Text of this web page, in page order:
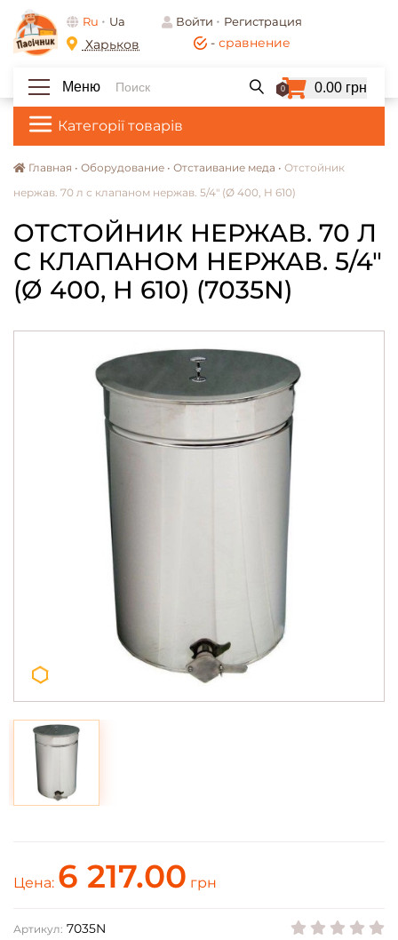
-сравнение
Ru Ua Войти Регистрация
Харьков
Категорії товарів
Меню 0 0.00 грн
Главная • Оборудование • Отстаивание меда • Отстойник
нержав. 70 л с клапаном нержав. 5/4" (Ø 400, H 610)
ОТСТОЙНИК НЕРЖАВ. 70 Л
С КЛАПАНОМ НЕРЖАВ. 5/4"
(Ø 400, H 610) (7035N)
Цена: 6 217.00 грн
Артикул: 7035N